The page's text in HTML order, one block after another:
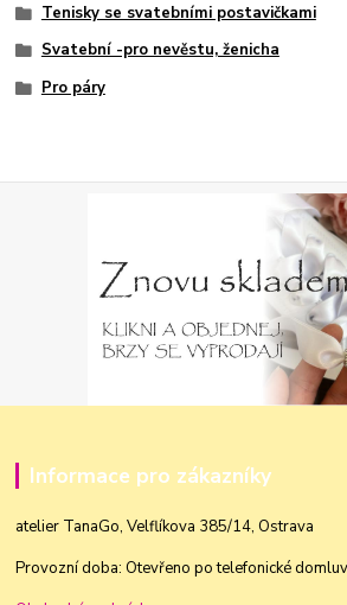
Tenisky se svatebními postavičkami
Svatební -pro nevěstu, ženicha
Pro páry
Informace pro zákazníky
atelier TanaGo, Velflíkova 385/14, Ostrava
Provozní doba: Otevřeno po telefonické